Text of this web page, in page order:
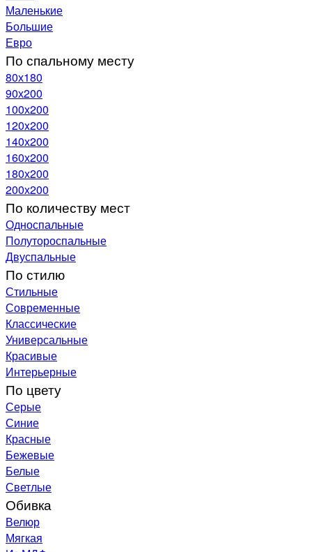
Маленькие
Большие
Евро
По спальному месту
80х180
90х200
100х200
120x200
140х200
160х200
180х200
200х200
По количеству мест
Односпальные
Полутороспальные
Двуспальные
По стилю
Стильные
Современные
Классические
Универсальные
Красивые
Интерьерные
По цвету
Серые
Синие
Красные
Бежевые
Белые
Светлые
Обивка
Велюр
Мягкая